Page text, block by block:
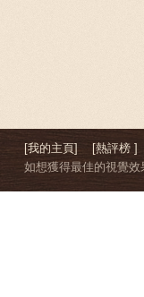
[我的主頁] [熱評榜 ]
如想獲得最佳的視覺